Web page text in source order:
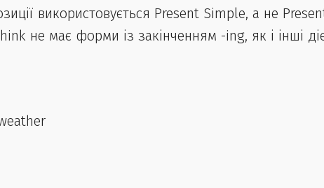
використовується Present Simple, а не
не має форми із закінченням -ing, як і інші